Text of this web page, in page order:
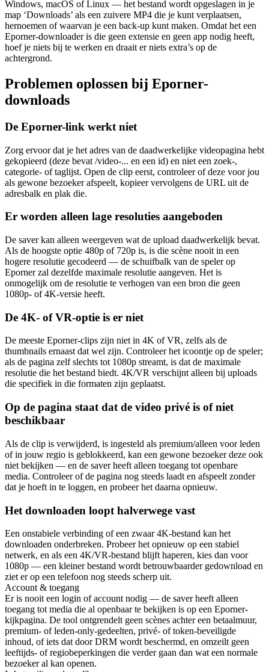
Windows, macOS of Linux — het bestand wordt opgeslagen in je
map ‘Downloads’ als een zuivere MP4 die je kunt verplaatsen,
hernoemen of waarvan je een back-up kunt maken. Omdat het een
Eporner-downloader is die geen extensie en geen app nodig heeft,
hoef je niets bij te werken en draait er niets extra’s op de
achtergrond.
Problemen oplossen bij Eporner-
downloads
De Eporner-link werkt niet
Zorg ervoor dat je het adres van de daadwerkelijke videopagina hebt
gekopieerd (deze bevat /video-... en een id) en niet een zoek-,
categorie- of taglijst. Open de clip eerst, controleer of deze voor jou
als gewone bezoeker afspeelt, kopieer vervolgens de URL uit de
adresbalk en plak die.
Er worden alleen lage resoluties aangeboden
De saver kan alleen weergeven wat de upload daadwerkelijk bevat.
Als de hoogste optie 480p of 720p is, is die scène nooit in een
hogere resolutie gecodeerd — de schuifbalk van de speler op
Eporner zal dezelfde maximale resolutie aangeven. Het is
onmogelijk om de resolutie te verhogen van een bron die geen
1080p- of 4K-versie heeft.
De 4K- of VR-optie is er niet
De meeste Eporner-clips zijn niet in 4K of VR, zelfs als de
thumbnails ernaast dat wel zijn. Controleer het icoontje op de speler;
als de pagina zelf slechts tot 1080p streamt, is dat de maximale
resolutie die het bestand biedt. 4K/VR verschijnt alleen bij uploads
die specifiek in die formaten zijn geplaatst.
Op de pagina staat dat de video privé is of niet
beschikbaar
Als de clip is verwijderd, is ingesteld als premium/alleen voor leden
of in jouw regio is geblokkeerd, kan een gewone bezoeker deze ook
niet bekijken — en de saver heeft alleen toegang tot openbare
media. Controleer of de pagina nog steeds laadt en afspeelt zonder
dat je hoeft in te loggen, en probeer het daarna opnieuw.
Het downloaden loopt halverwege vast
Een onstabiele verbinding of een zwaar 4K-bestand kan het
downloaden onderbreken. Probeer het opnieuw op een stabiel
netwerk, en als een 4K/VR-bestand blijft haperen, kies dan voor
1080p — een kleiner bestand wordt betrouwbaarder gedownload en
ziet er op een telefoon nog steeds scherp uit.
Account & toegang
Er is nooit een login of account nodig — de saver heeft alleen
toegang tot media die al openbaar te bekijken is op een Eporner-
kijkpagina. De tool ontgrendelt geen scènes achter een betaalmuur,
premium- of leden-only-gedeelten, privé- of token-beveiligde
inhoud, of iets dat door DRM wordt beschermd, en omzeilt geen
leeftijds- of regiobeperkingen die verder gaan dan wat een normale
bezoeker al kan openen.